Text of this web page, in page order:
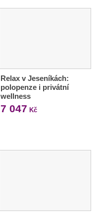
Relax v Jeseníkách:
polopenze i privátní
wellness
7 047 Kč